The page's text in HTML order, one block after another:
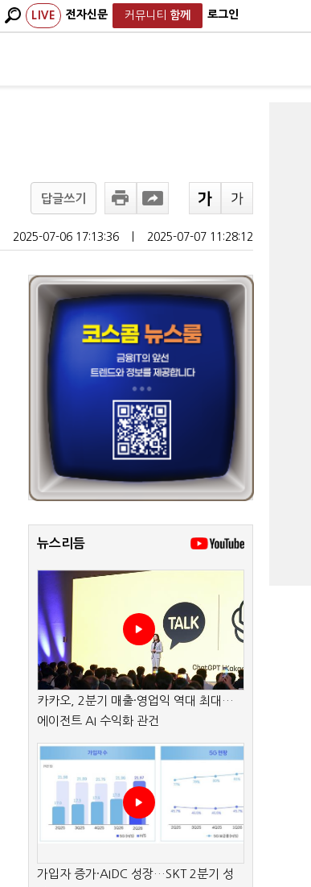
LIVE 전자신문 커뮤니티 함께 로그인
답글쓰기
2025-07-06 17:13:36 2025-07-07 11:28:12
뉴스리듬
카카오, 2분기 매출·영업익 역대 최대…
에이전트 AI 수익화 관건
가입자 증가·AIDC 성장…SKT 2분기 성